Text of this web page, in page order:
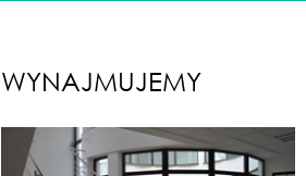
WYNAJMUJEMY